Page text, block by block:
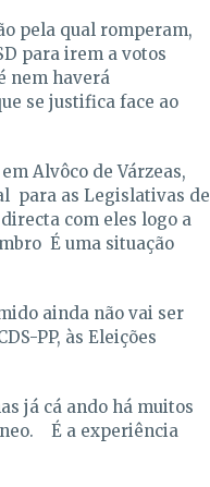
pela qual romperam,
para irem a votos
nem haverá
se justifica face ao
Alvôco de Várzeas,
para as Legislativas de
com eles logo a
É uma situação
ainda não vai ser
PP, às Eleições
já cá ando há muitos
É a experiência